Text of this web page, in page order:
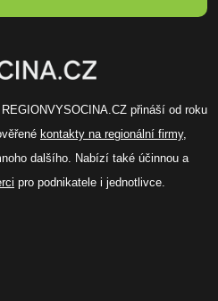
přináší od roku
kontakty na regionální firmy,
dalšího. Nabízí také účinnou a
pro podnikatele i jednotlivce.